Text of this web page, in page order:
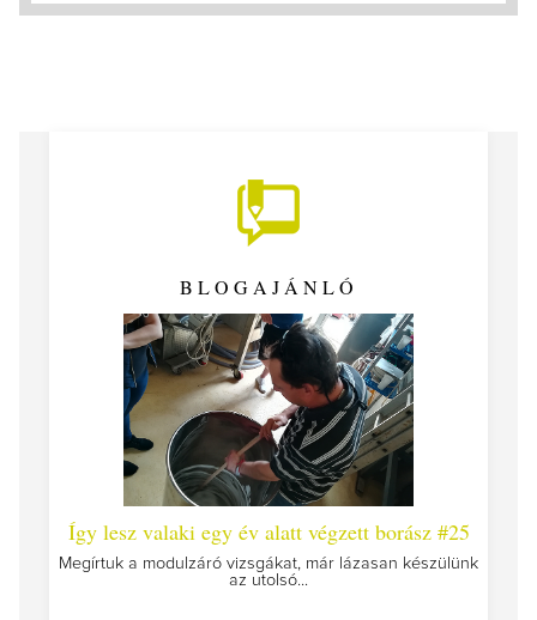
BLOGAJÁNLÓ
Így lesz valaki egy év alatt végzett borász #25
Megírtuk a modulzáró vizsgákat, már lázasan készülünk
az utolsó...